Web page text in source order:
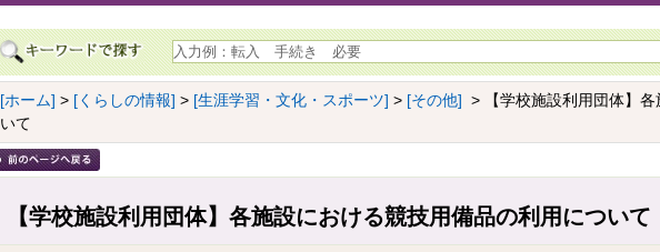
[ホーム] > [くらしの情報] > [生涯学習・文化・スポーツ] > [その他] > 【学校施設利用団体】
いて
【学校施設利用団体】各施設における競技用備品の利用について